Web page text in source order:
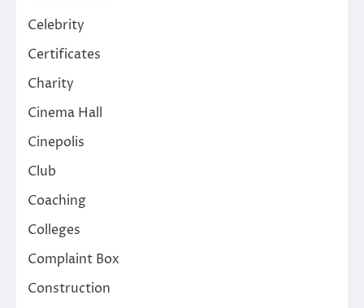
Celebrity
Certificates
Charity
Cinema Hall
Cinepolis
Club
Coaching
Colleges
Complaint Box
Construction